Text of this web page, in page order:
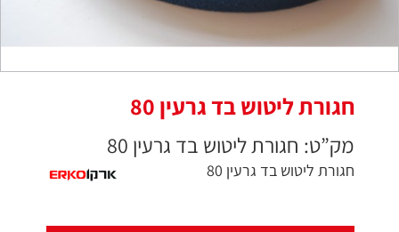
חגורת ליטוש בד גרעין 80
מק”ט: חגורת ליטוש בד גרעין 80
חגורת ליטוש בד גרעין 80